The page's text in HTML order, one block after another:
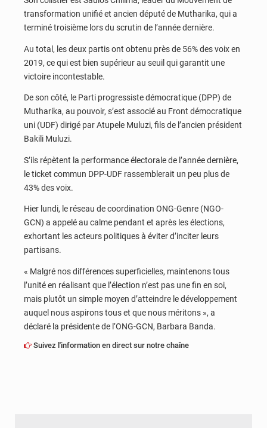
transformation unifié et ancien député de Mutharika, qui a
terminé troisième lors du scrutin de l’année dernière.
Au total, les deux partis ont obtenu près de 56% des voix en
2019, ce qui est bien supérieur au seuil qui garantit une
victoire incontestable.
De son côté, le Parti progressiste démocratique (DPP) de
Mutharika, au pouvoir, s’est associé au Front démocratique
uni (UDF) dirigé par Atupele Muluzi, fils de l’ancien président
Bakili Muluzi.
S’ils répètent la performance électorale de l’année dernière,
le ticket commun DPP-UDF rassemblerait un peu plus de
43% des voix.
Hier lundi, le réseau de coordination ONG-Genre (NGO-
GCN) a appelé au calme pendant et après les élections,
exhortant les acteurs politiques à éviter d’inciter leurs
partisans.
« Malgré nos différences superficielles, maintenons tous
l’unité en réalisant que l’élection n’est pas une fin en soi,
mais plutôt un simple moyen d’atteindre le développement
auquel nous aspirons tous et que nous méritons », a
déclaré la présidente de l’ONG-GCN, Barbara Banda.
Suivez l'information en direct sur notre chaîne